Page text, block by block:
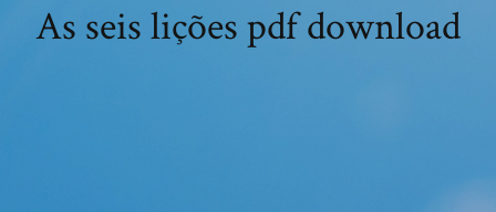
As seis lições pdf download